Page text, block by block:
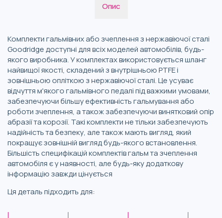
Опис
Комплекти гальмівних або зчеплення з нержавіючої сталі
Goodridge доступні для всіх моделей автомобілів, будь-
якого виробника. У комплектах використовується шланг
найвищої якості, складений з внутрішньою PTFE і
зовнішньою опліткою з нержавіючої сталі. Це усуває
відчуття м'якого гальмівного педалі під важкими умовами,
забезпечуючи більшу ефективність гальмування або
роботи зчеплення, а також забезпечуючи винятковий опір
абразії та корозії. Такі комплекти не тільки забезпечують
надійність та безпеку, але також мають вигляд, який
покращує зовнішній вигляд будь-якого встановлення.
Більшість специфікацій комплектів гальм та зчеплення
автомобіля є у наявності, але будь-яку додаткову
інформацію завжди цінується
Ця деталь підходить для: